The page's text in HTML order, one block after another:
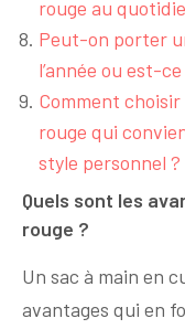
rouge au
Peut-on porter
l’année ou est-
Comment
rouge qui
style personnel ?
Quels sont les
rouge ?
Un sac à main en
avantages qui en